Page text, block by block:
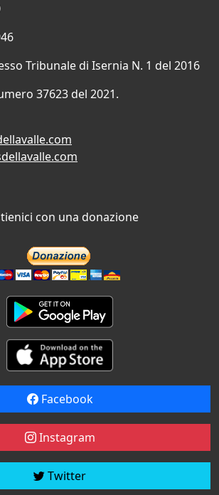
Tribunale di Isernia N. 1 del 2016
37623 del 2021.
con una donazione
Facebook
Instagram
Twitter